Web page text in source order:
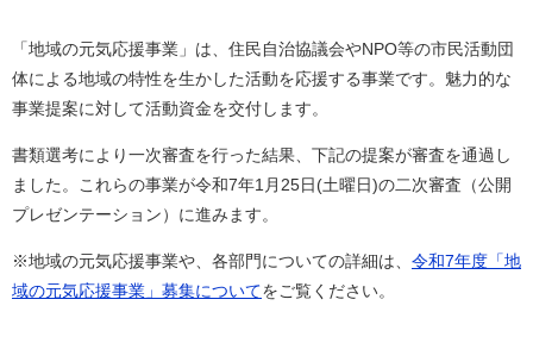
「地域の元気応援事業」は、住民自治協議会やNPO等の市民活動団
体による地域の特性を生かした活動を応援する事業です。魅力的な
事業提案に対して活動資金を交付します。
書類選考により一次審査を行った結果、下記の提案が審査を通過し
ました。これらの事業が令和7年1月25日(土曜日)の二次審査（公開
プレゼンテーション）に進みます。
※地域の元気応援事業や、各部門についての詳細は、 令和7年度「地
域の元気応援事業」募集についてをご覧ください。